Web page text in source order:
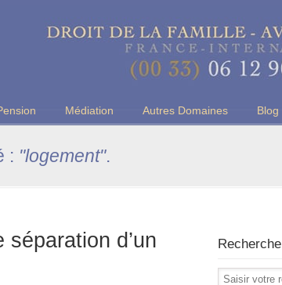
Médiation Autres Domaines Blog
: "logement".
d’un
Recherche